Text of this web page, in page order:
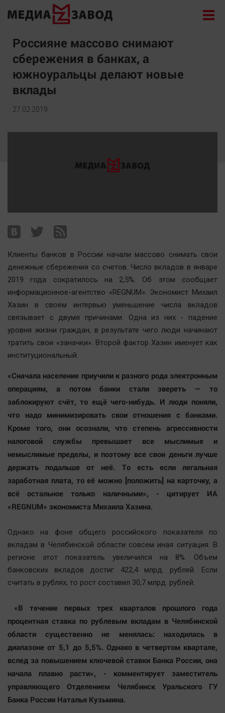
Новости
Экономика
Происшествия
Общество
Политика
Архив
Наша победа
Политика
Экономика
Происшествия
Здоровье
Курилка
Мнения
Технологии
Отраслевые темы
Hедвижимость
Образование
Автомобили
XX век: криминальные уроки
Медиаграмотность
Новости компаний
Прогулки по городу Ч
Челябинск космический
Другие рубрики
Bookworms
English version
Россияне массово снимают
сбережения в банках, а
южноуральцы делают новые
вклады
27.02.2019
Клиенты банков в России начали массово снимать свои
денежные сбережения со счетов. Число вкладов в январе
2019 года сократилось на 2,5%. Об этом сообщает
информационное-агентство «REGNUM». Экономист Михаил
Хазин в своем интервью уменьшение числа вкладов
связывает с двумя причинами. Одна из них - падение
уровня жизни граждан, в результате чего люди начинают
тратить свои «заначки». Второй фактор Хазин именует как
институциональный.
«Сначала население приучили к разного рода электронным
операциям, а потом банки стали звереть — то
заблокируют счёт, то ещё чего-нибудь. И люди поняли,
что надо минимизировать свои отношения с банками.
Кроме того, они осознали, что степень агрессивности
налоговой службы превышает все мыслимые и
немыслимые пределы, и поэтому все свои деньги лучше
держать подальше от неё. То есть если легальная
заработная плата, то её можно [положить] на карточку, а
всё остальное только наличными», - цитирует ИА
«REGNUM» экономиста Михаила Хазина.
Однако на фоне общего российского показателя по
вкладам в Челябинской области совсем иная ситуация. В
регионе этот показатель увеличился на 8%. Объем
банковских вкладов достиг 422,4 млрд. рублей. Если
считать в рублях, то рост составил 30,7 млрд. рублей.
«В течение первых трех кварталов прошлого года
процентная ставка по рублевым вкладам в Челябинской
области существенно не менялась: находилась в
диапазоне от 5,1 до 5,5%. Однако в четвертом квартале,
вслед за повышением ключевой ставки Банка России, она
начала плавно расти», - комментирует заместитель
управляющего Отделением Челябинск Уральского ГУ
Банка России Наталья Кузьмина.